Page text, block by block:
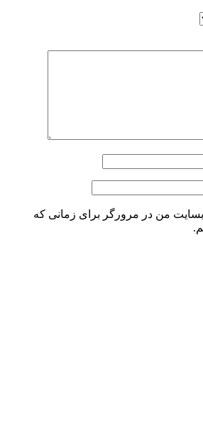
من در مرورگر برای زمانی که